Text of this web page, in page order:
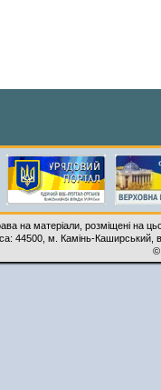
на матеріали, розміщені на
44500, м. Камінь-Каширський,
©